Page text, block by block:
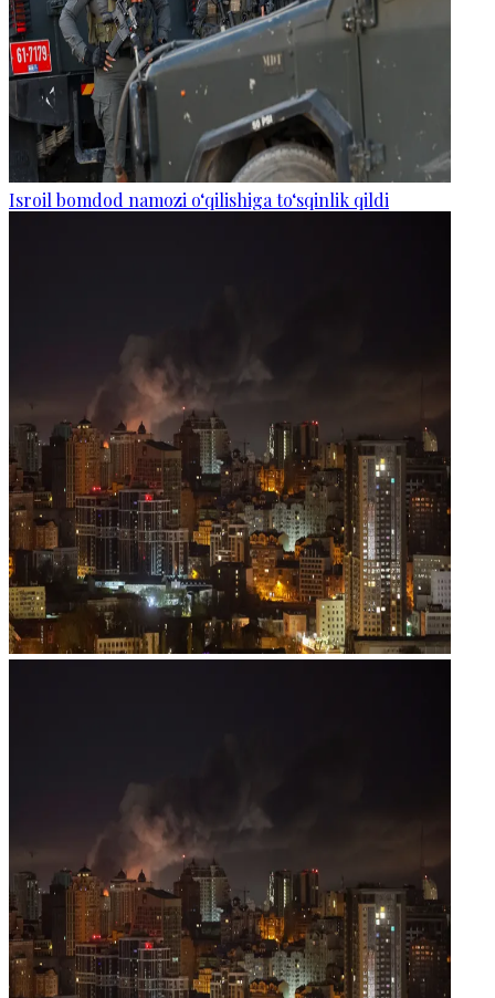
Isroil bomdod namozi o‘qilishiga to‘sqinlik qildi